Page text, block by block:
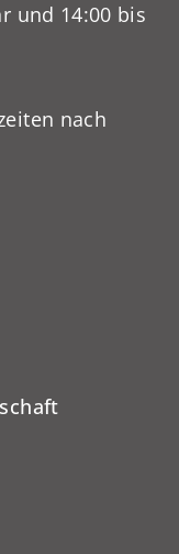
und 14:00 bis
nach